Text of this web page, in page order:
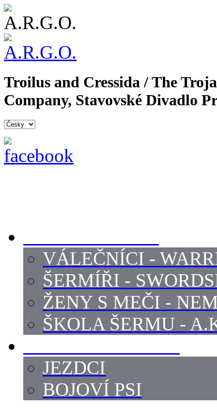
Troilus and Cressida / The
Company, Stavovské Divadlo
VÁLEČNÍCI -
ŠERMÍŘI -
ŽENY S MEČI -
ŠKOLA ŠERMU -
JEZDCI
BOJOVÍ PSI